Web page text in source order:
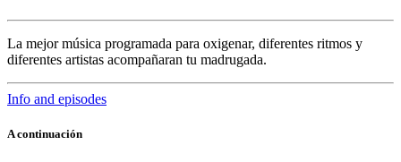
La mejor música programada para oxigenar, diferentes ritmos y
diferentes artistas acompañaran tu madrugada.
Info and episodes
A continuación